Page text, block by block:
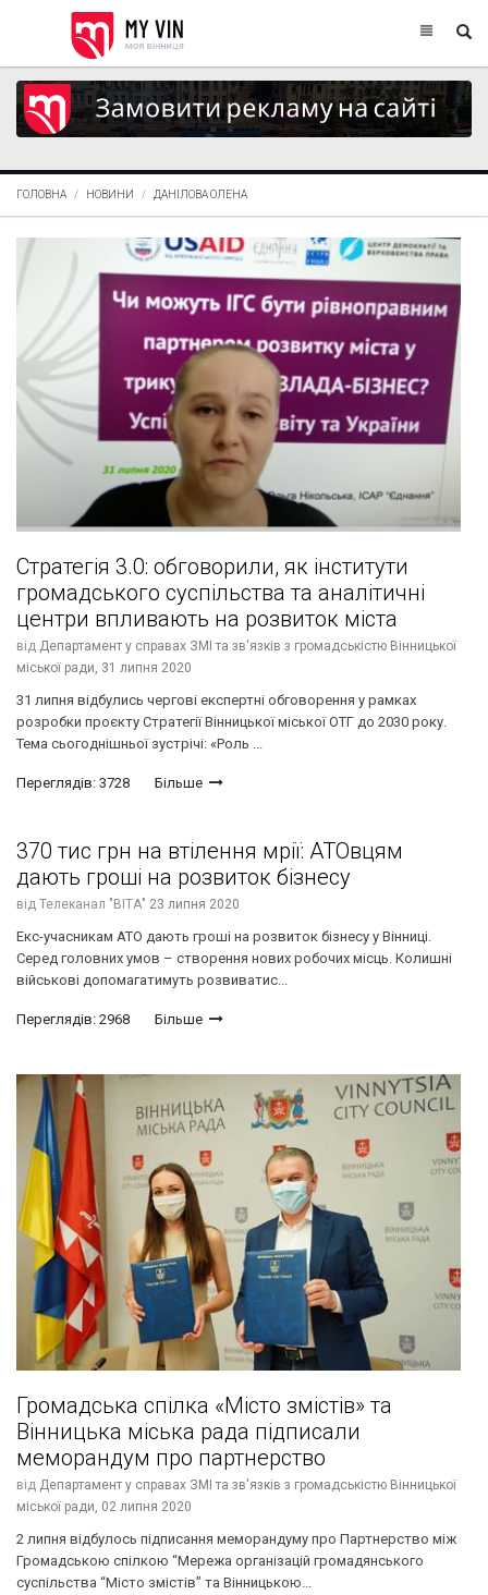
ГОЛОВНА НОВИНИ ДАНІЛОВА ОЛЕНА
Стратегія 3.0: обговорили, як інститути
громадського суспільства та аналітичні
центри впливають на розвиток міста
від Департамент у справах ЗМІ та зв'язків з громадськістю Вінницької
міської ради, 31 липня 2020
31 липня відбулись чергові експертні обговорення у рамках
розробки проєкту Стратегії Вінницької міської ОТГ до 2030 року.
Тема сьогоднішньої зустрічі: «Роль ...
Переглядів: 3728 Більше
370 тис грн на втілення мрії: АТОвцям
дають гроші на розвиток бізнесу
від Телеканал "ВІТА" 23 липня 2020
Екс-учасникам АТО дають гроші на розвиток бізнесу у Вінниці.
Серед головних умов – створення нових робочих місць. Колишні
військові допомагатимуть розвиватис...
Переглядів: 2968 Більше
Громадська спілка «Місто змістів» та
Вінницька міська рада підписали
меморандум про партнерство
від Департамент у справах ЗМІ та зв'язків з громадськістю Вінницької
міської ради, 02 липня 2020
2 липня відбулось підписання меморандуму про Партнерство між
Громадською спілкою “Мережа організацій громадянського
суспільства “Місто змістів” та Вінницькою...